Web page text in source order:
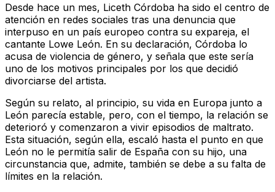
Desde hace un mes, Liceth Córdoba ha sido el centro de
atención en redes sociales tras una denuncia que
interpuso en un país europeo contra su expareja, el
cantante Lowe León. En su declaración, Córdoba lo
acusa de violencia de género, y señala que este sería
uno de los motivos principales por los que decidió
divorciarse del artista.
Según su relato, al principio, su vida en Europa junto a
León parecía estable, pero, con el tiempo, la relación se
deterioró y comenzaron a vivir episodios de maltrato.
Esta situación, según ella, escaló hasta el punto en que
León no le permitía salir de España con su hijo, una
circunstancia que, admite, también se debe a su falta de
límites en la relación.